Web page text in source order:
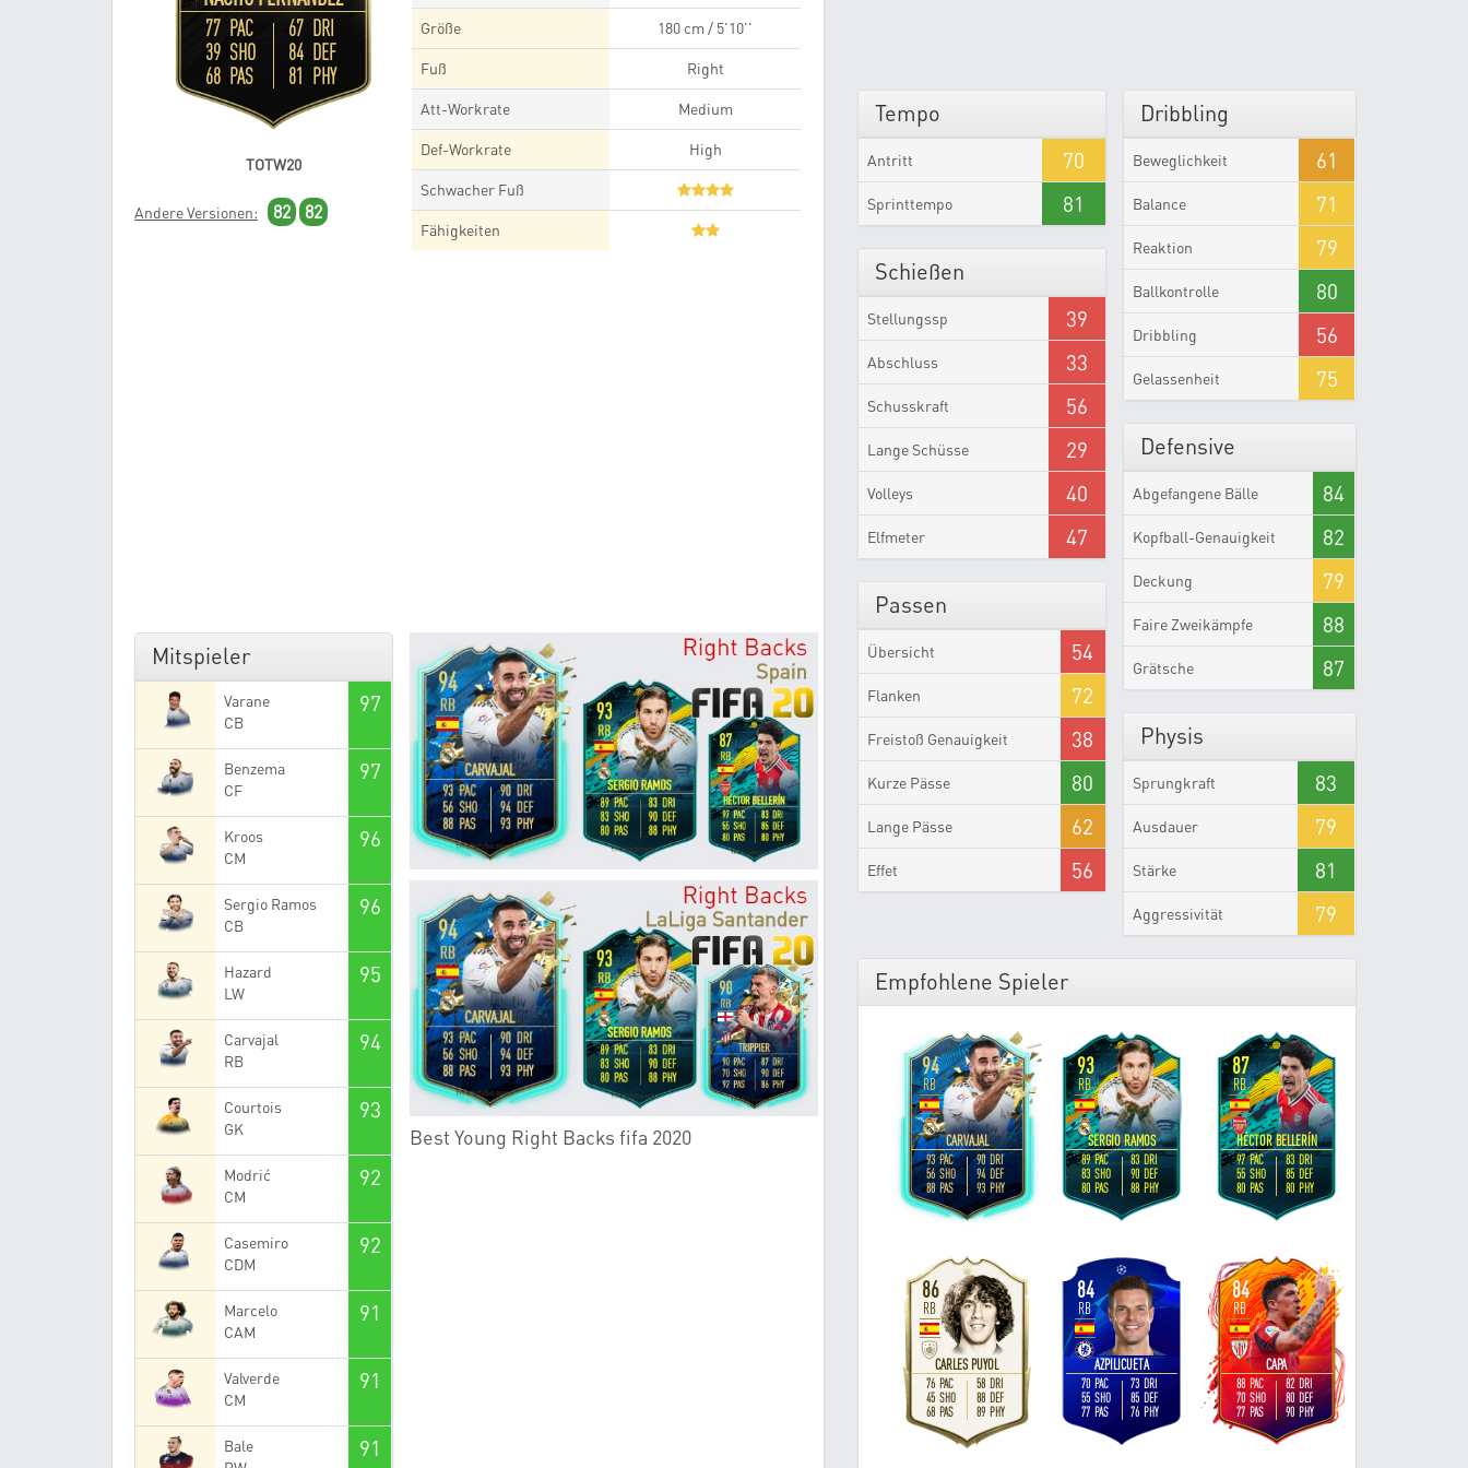
77 PAC
39 SHO
68 PAS
67 DRI
84 DEF
81 PHY
TOTW20
Andere Versionen: 82 82
Größe 180 cm / 5'10''
Fuß Right
Att-Workrate Medium
Def-Workrate High
Schwacher Fuß
Fähigkeiten
Mitspieler
Varane
CB
97
Benzema
CF
97
Kroos
CM
96
Sergio Ramos
CB
96
Hazard
LW
95
Carvajal
RB
94
Courtois
GK
93
Modrić
CM
92
Casemiro
CDM
92
Marcelo
CAM
91
Valverde
CM
91
Bale
91
Best Young Right Backs fifa 2020
Tempo
Antritt 70
Sprinttempo 81
Schießen
Stellungssp 39
Abschluss 33
Schusskraft 56
Lange Schüsse 29
Volleys 40
Elfmeter 47
Passen
Übersicht 54
Flanken 72
Freistoß Genauigkeit 38
Kurze Pässe 80
Lange Pässe 62
Effet 56
Dribbling
Beweglichkeit 61
Balance 71
Reaktion 79
Ballkontrolle 80
Dribbling 56
Gelassenheit 75
Defensive
Abgefangene Bälle 84
Kopfball-Genauigkeit 82
Deckung 79
Faire Zweikämpfe 88
Grätsche 87
Physis
Sprungkraft 83
Ausdauer 79
Stärke 81
Aggressivität 79
Empfohlene Spieler